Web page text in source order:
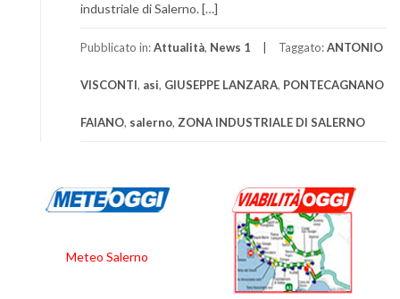
industriale di Salerno. […]
Pubblicato in:Attualità, News 1 Taggato:ANTONIO
VISCONTI, asi, GIUSEPPE LANZARA, PONTECAGNANO
FAIANO, salerno, ZONA INDUSTRIALE DI SALERNO
Meteo Salerno